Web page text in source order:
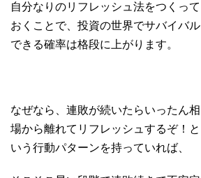
自分なりのリフレッシュ法をつくって
おくことで、投資の世界でサバイバル
できる確率は格段に上がります。
なぜなら、連敗が続いたらいったん相
場から離れてリフレッシュするぞ！と
いう行動パターンを持っていれば、